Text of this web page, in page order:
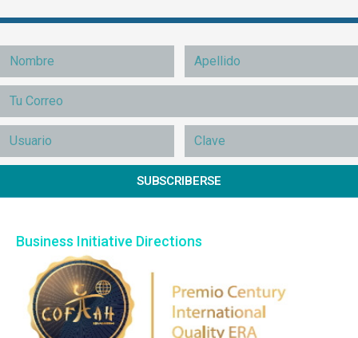
SUBSCRIBERSE
Business Initiative Directions